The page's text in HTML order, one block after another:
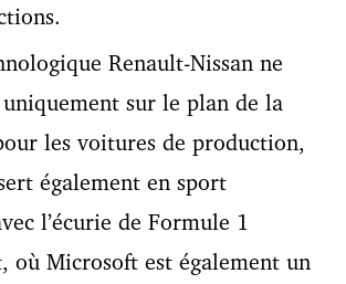
Renault-Nissan ne
sur le plan de la
les voitures de production,
également en sport
l’écurie de Formule 1
où Microsoft est également un